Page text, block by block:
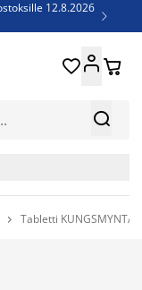
12.8.2026


 
 Tabletti